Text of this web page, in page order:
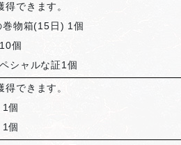
できます。
物箱(15日) 1個
個
シャルな証1個
できます。
個
個